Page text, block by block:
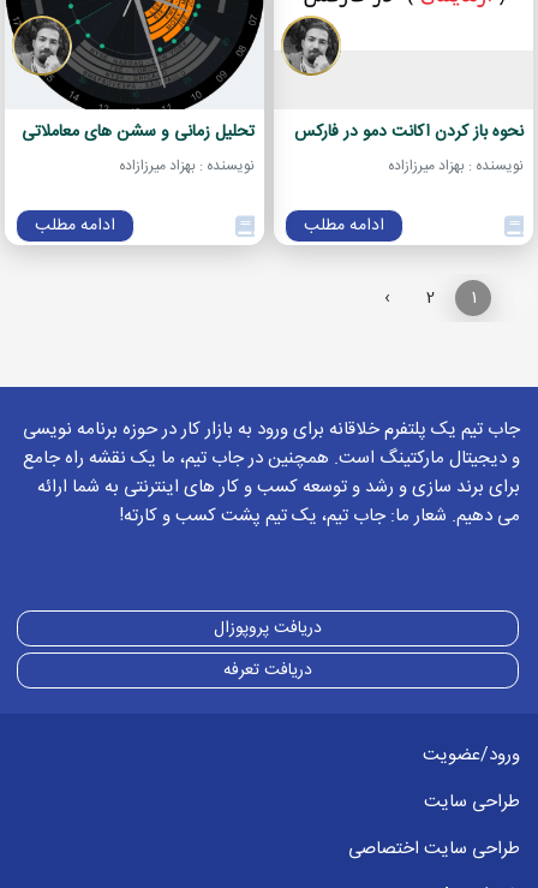
نحوه باز کردن اکانت دمو در فارکس
نویسنده : بهزاد میرزازاده
ادامه مطلب
تحلیل زمانی و سشن های معاملاتی
نویسنده : بهزاد میرزازاده
ادامه مطلب
1
2
›
جاب تیم یک پلتفرم خلاقانه برای ورود به بازار کار در حوزه برنامه نویسی
و دیجیتال مارکتینگ است. همچنین در جاب تیم، ما یک نقشه راه جامع
برای برند سازی و رشد و توسعه کسب و کار های اینترنتی به شما ارائه
می دهیم. شعار ما: جاب تیم، یک تیم پشت کسب و کارته!
دریافت پروپوزال
دریافت تعرفه
ورود/عضویت
طراحی سایت
طراحی سایت اختصاصی